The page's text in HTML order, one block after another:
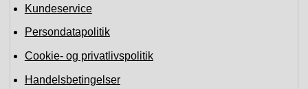
Kundeservice
Persondatapolitik
Cookie- og privatlivspolitik
Handelsbetingelser